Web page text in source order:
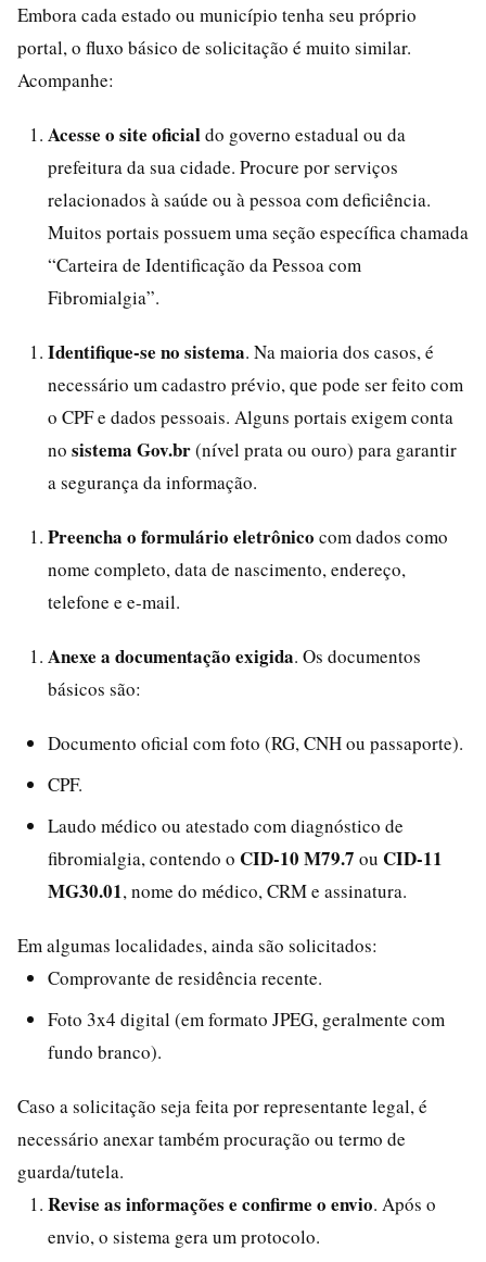
Embora cada estado ou município tenha seu próprio
portal, o fluxo básico de solicitação é muito similar.
Acompanhe:
Acesse o site oficialdo governo estadual ou da
prefeitura da sua cidade. Procure por serviços
relacionados à saúde ou à pessoa com deficiência.
Muitos portais possuem uma seção específica chamada
“Carteira de Identificação da Pessoa com
Fibromialgia”.
Identifique-se no sistema. Na maioria dos casos, é
necessário um cadastro prévio, que pode ser feito com
o CPF e dados pessoais. Alguns portais exigem conta
no sistema Gov.br(nível prata ou ouro) para garantir
a segurança da informação.
Preencha o formulário eletrônico com dados como
nome completo, data de nascimento, endereço,
telefone e e-mail.
Anexe a documentação exigida. Os documentos
básicos são:
Documento oficial com foto (RG, CNH ou passaporte).
CPF.
Laudo médico ou atestado com diagnóstico de
fibromialgia, contendo o CID-10 M79.7 ou CID-11
MG30.01, nome do médico, CRM e assinatura.
Em algumas localidades, ainda são solicitados:
Comprovante de residência recente.
Foto 3x4 digital (em formato JPEG, geralmente com
fundo branco).
Caso a solicitação seja feita por representante legal, é
necessário anexar também procuração ou termo de
guarda/tutela.
Revise as informações e confirme o envio. Após o
envio, o sistema gera um protocolo.